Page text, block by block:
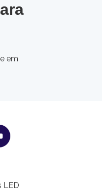
em
LED